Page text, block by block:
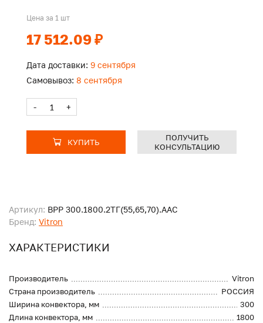
Артикул: ВРР 300.1800.2ТГ(55,65,70).ААС
Бренд: Vitron
ХАРАКТЕРИСТИКИ
Производитель
Vitron
Страна производитель
РОССИЯ
Ширина конвектора, мм
300
Длина конвектора, мм
1800
Цена за 1 шт
17 512.09 ₽
Дата доставки: 9 сентября
Самовывоз: 8 сентября
- +
КУПИТЬ
ПОЛУЧИТЬ
КОНСУЛЬТАЦИЮ